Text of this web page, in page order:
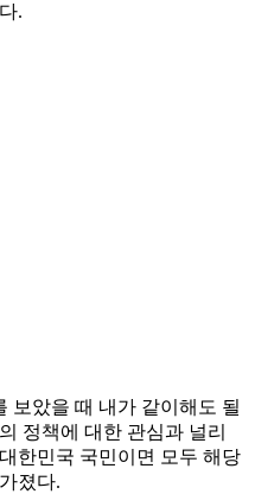
.
보았을 때 내가 같이해도 될
정책에 대한 관심과 널리
한민국 국민이면 모두 해당
졌다.